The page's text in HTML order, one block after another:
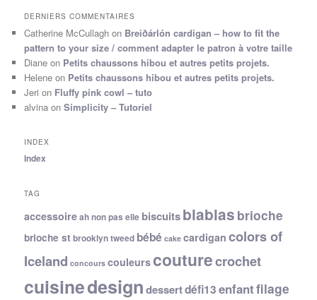
DERNIERS COMMENTAIRES
Catherine McCullagh on Breiðárlón cardigan – how to fit the
pattern to your size / comment adapter le patron à votre taille
Diane on Petits chaussons hibou et autres petits projets.
Helene on Petits chaussons hibou et autres petits projets.
Jeri on Fluffy pink cowl – tuto
alvina onSimplicity – Tutoriel
INDEX
Index
TAG
accessoireah non pas elle biscuitsblablas brioche
brioche st brooklyn tweed bébé cake cardigan colors of
Iceland concours couleurscouturecrochet
cuisinedesigndessertdéfi13enfantfilage